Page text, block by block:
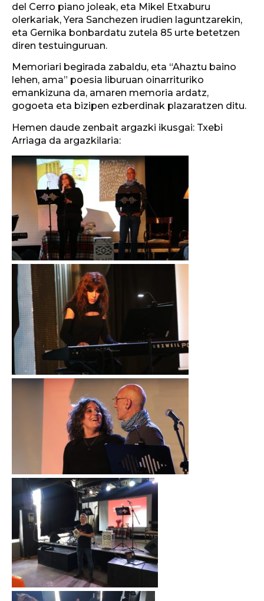
del Cerro piano joleak, eta Mikel Etxaburu
olerkariak, Yera Sanchezen irudien laguntzarekin,
eta Gernika bonbardatu zutela 85 urte betetzen
diren testuinguruan.
Memoriari begirada zabaldu, eta “Ahaztu baino
lehen, ama” poesia liburuan oinarrituriko
emankizuna da, amaren memoria ardatz,
gogoeta eta bizipen ezberdinak plazaratzen ditu.
Hemen daude zenbait argazki ikusgai: Txebi
Arriaga da argazkilaria: